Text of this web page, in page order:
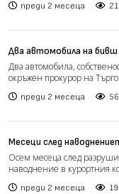
преди 2 месеца
Два автомобила на
прокурор изгоряха при
Търговище
Два автомобила,
окръжен прокурор на
преди 2 месеца
Месеци след
Стотици семейства
нормални условия (видео)
Осем месеца след
наводнение в курортния
преди 2 месеца